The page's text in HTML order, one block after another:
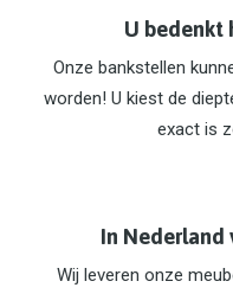
U bedenkt
Onze bankstellen
worden! U kiest de
exact is
In Nederland
Wij leveren onze